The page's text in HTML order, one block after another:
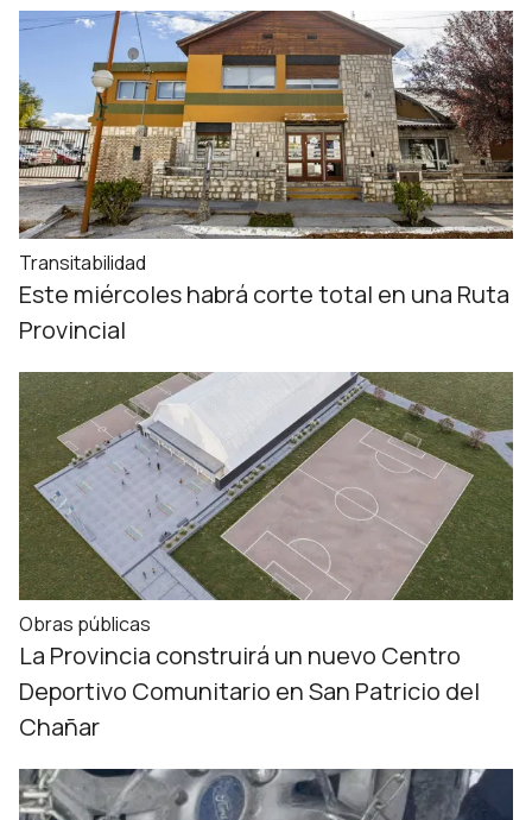
Transitabilidad
Este miércoles habrá corte total en una Ruta
Provincial
Obras públicas
La Provincia construirá un nuevo Centro
Deportivo Comunitario en San Patricio del
Chañar